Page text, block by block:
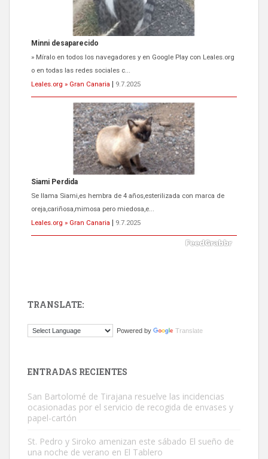
Minni desaparecido
» Míralo en todos los navegadores y en Google Play con Leales.org
o en todas las redes sociales c...
Leales.org » Gran Canaria
9.7.2025
Siami Perdida
Se llama Siami,es hembra de 4 años,esterilizada con marca de
oreja,cariñosa,mimosa pero miedosa,e...
Leales.org » Gran Canaria
9.7.2025
El ayuntamiento se va a llevar a Los Gatos callejeros de la zona los
TRANSLATE:
Powered by Translate
ENTRADAS RECIENTES
San Bartolomé de Tirajana resuelve las incidencias
ocasionadas por el servicio de recogida de envases y
papel-cartón
St. Pedro y Siroko amenizan este sábado El sueño de
una noche de verano en El Tablero